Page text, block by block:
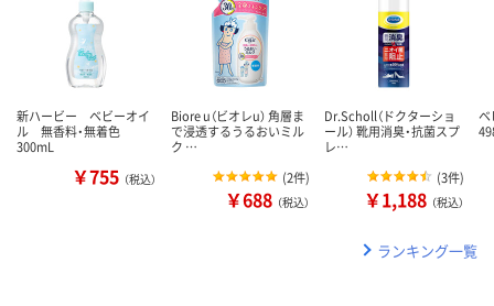
新ハービー ベビーオイ
ル 無香料・無着色
300mL
￥755 （税込）
Biore u（ビオレu） 角層ま
で浸透するうるおいミル
ク …
(2件)
￥688 （税込）
Dr.Scholl（ドクターショ
ール） 靴用消臭・抗菌スプ
レ…
(3件)
￥1,188 （税込）
ベ
ランキング一覧